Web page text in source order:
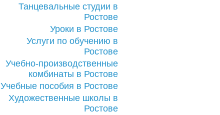
Танцевальные студии в
Ростове
Уроки в Ростове
Услуги по обучению в
Ростове
Учебно-производственные
комбинаты в Ростове
Учебные пособия в Ростове
Художественные школы в
Ростове